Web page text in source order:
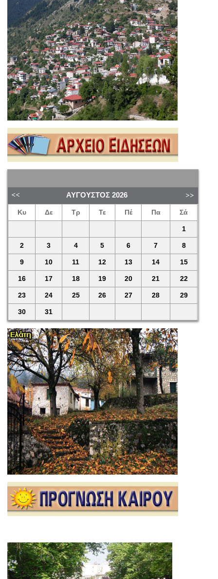
ΑΎΓΟΥΣΤΟΣ 2026
Κυ Δε Τρ Τε Πέ Πα Σά
1
2 3 4 5 6 7 8
9 10 11 12 13 14 15
16 17 18 19 20 21 22
23 24 25 26 27 28 29
30 31